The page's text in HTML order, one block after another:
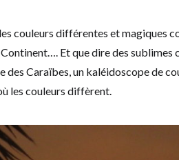
couleurs différentes et magiques
Et que dire des sublimes
des Caraïbes, un kaléidoscope de
les couleurs diffèrent.